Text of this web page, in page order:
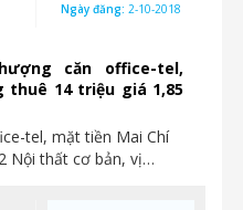
căn office-tel,
thuê 14 triệu giá 1,85
tel, mặt tiền Mai Chí
Nội thất cơ bản, vị…
Ngày đăng: 2-10-2018